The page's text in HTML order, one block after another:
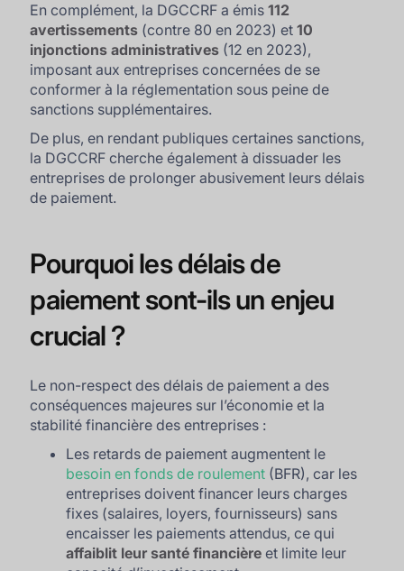
En complément, la DGCCRF a émis112
avertissements (contre 80 en 2023) et10
injonctions administratives (12 en 2023),
imposant aux entreprises concernées de se
conformer à la réglementation sous peine de
sanctions supplémentaires.
De plus, en rendant publiques certaines sanctions,
la DGCCRF cherche également à dissuader les
entreprises de prolonger abusivement leurs délais
de paiement.
Pourquoi les délais de
paiement sont-ils un enjeu
crucial ?
Le non-respect des délais de paiement a des
conséquences majeures sur l’économie et la
stabilité financière des entreprises :
Les retards de paiement augmentent le
besoin en fonds de roulement (BFR), car les
entreprises doivent financer leurs charges
fixes (salaires, loyers, fournisseurs) sans
encaisser les paiements attendus, ce qui
affaiblit leur santé financière et limite leur